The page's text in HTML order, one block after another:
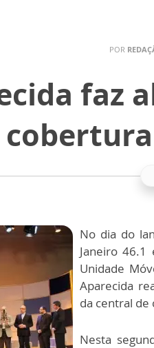
POR
faz
cobertura
No dia do
Janeiro 46.1
Unidade
Aparecida
da central de
Nesta